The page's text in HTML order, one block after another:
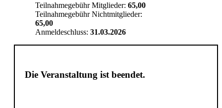
Teilnahmegebühr Mitglieder: 65,00
Teilnahmegebühr Nichtmitglieder:
65,00
Anmeldeschluss: 31.03.2026
Die Veranstaltung ist beendet.